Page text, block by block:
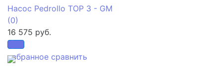
избранное сравнить
Насос Pedrollo TOP 3 - GM
(0)
16 575 руб.